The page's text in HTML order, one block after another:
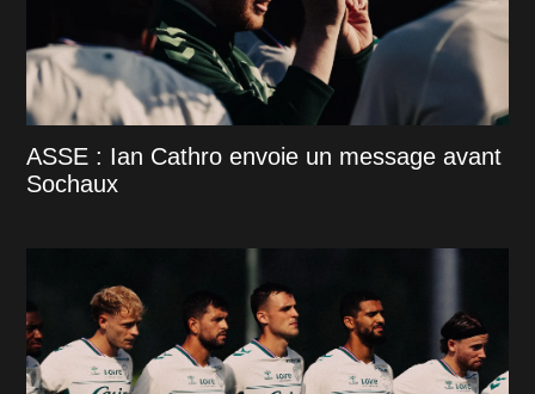
ASSE : Ian Cathro envoie un message avant
Sochaux